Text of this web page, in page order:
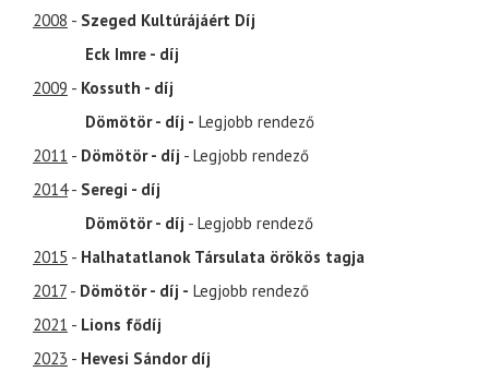
2008 - Szeged Kultúrájáért Díj
Eck Imre - díj
2009 - Kossuth - díj
Dömötör - díj - Legjobb rendező
2011 - Dömötör - díj - Legjobb rendező
2014- Seregi - díj
Dömötör - díj - Legjobb rendező
2015 - Halhatatlanok Társulata örökös tagja
2017 - Dömötör - díj - Legjobb rendező
2021 - Lions fődíj
2023 - Hevesi Sándor díj